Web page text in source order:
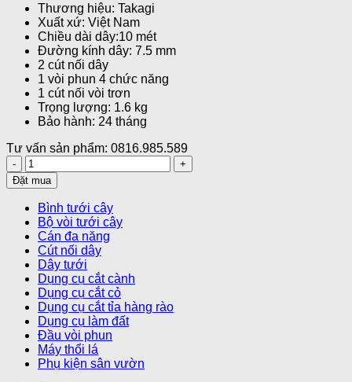
Thương hiệu: Takagi
Xuất xứ: Việt Nam
Chiều dài dây:10 mét
Đường kính dây: 7.5 mm
2 cút nối dây
1 vòi phun 4 chức năng
1 cút nối vòi trơn
Trọng lượng: 1.6 kg
Bảo hành: 24 tháng
Tư vấn sản phẩm: 0816.985.589
Bộ
Vòi
Tưới
Cây
10m
Takagi
Nano
Next
RM1110BR
số
lượng
Đặt mua
Bình tưới cây
Bộ vòi tưới cây
Cán đa năng
Cút nối dây
Dây tưới
Dụng cụ cắt cành
Dụng cụ cắt cỏ
Dụng cụ cắt tỉa hàng rào
Dụng cụ làm đất
Đầu vòi phun
Máy thổi lá
Phụ kiện sân vườn